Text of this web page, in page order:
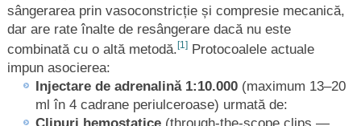
sângerarea prin vasoconstricție și compresie mecanică,
dar are rate înalte de resângerare dacă nu este
combinată cu o altă metodă. [1]Protocoalele actuale
impun asocierea:
Injectare de adrenalină 1:10.000(maximum 13–20
ml în 4 cadrane periulceroase) urmată de:
Clipuri hemostatice(through-the-scope clips —